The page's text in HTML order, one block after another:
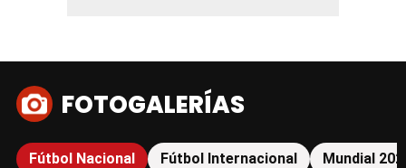
FOTOGALERÍAS
Fútbol Nacional Fútbol Internacional Mundial